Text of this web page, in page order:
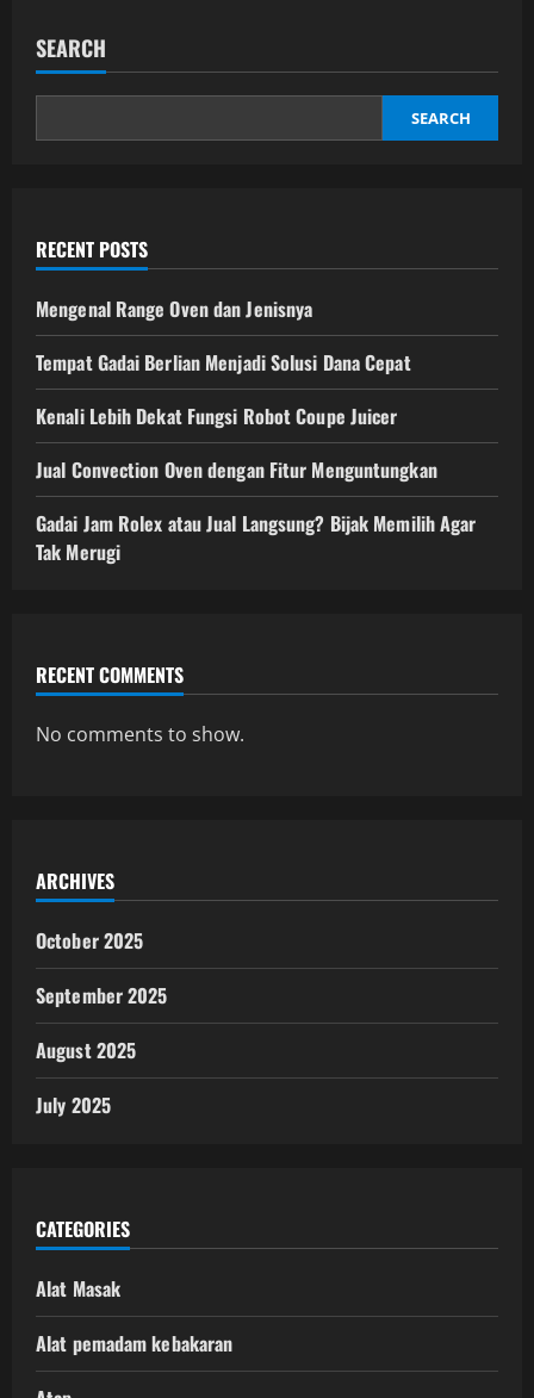
Hijab
dan
SEARCH
SEARCH
RECENT POSTS
Mengenal Range Oven dan Jenisnya
Tempat Gadai Berlian Menjadi Solusi Dana Cepat
Kenali Lebih Dekat Fungsi Robot Coupe Juicer
Jual Convection Oven dengan Fitur Menguntungkan
Gadai Jam Rolex atau Jual Langsung? Bijak Memilih Agar
Tak Merugi
RECENT COMMENTS
No comments to show.
ARCHIVES
October 2025
September 2025
August 2025
July 2025
CATEGORIES
Alat Masak
Alat pemadam kebakaran